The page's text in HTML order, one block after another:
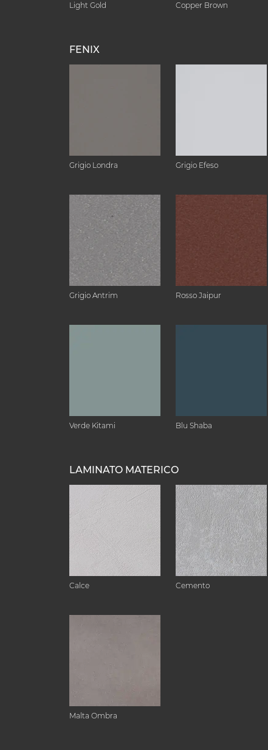
Light Gold Copper Brown
FENIX
Grigio Londra Grigio Efeso
Grigio Antrim Rosso Jaipur
Verde Kitami Blu Shaba
LAMINATO MATERICO
Calce Cemento
Malta Ombra